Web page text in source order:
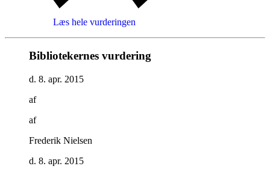
Læs hele vurderingen
Bibliotekernes vurdering
d. 8. apr. 2015
af
af
Frederik Nielsen
d. 8. apr. 2015